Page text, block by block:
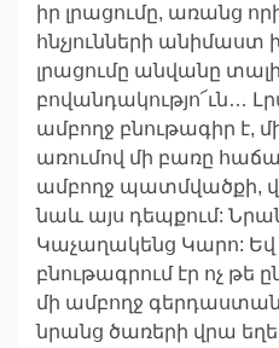
իր լրացումը, առանց
հնչյունների անիմաստ
լրացումը անվանը
բովանդակությո՜ւն…
ամբողջ բնութագիր է,
առումով մի բառը
ամբողջ պատմվածքի,
նաև այս դեպքում:
Կաչաղակենց Կարո: Եվ
բնութագրում էր ոչ թե
մի ամբողջ
նրանց ծառերի վրա